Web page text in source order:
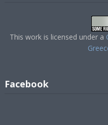
This work is licensed under a
Facebook